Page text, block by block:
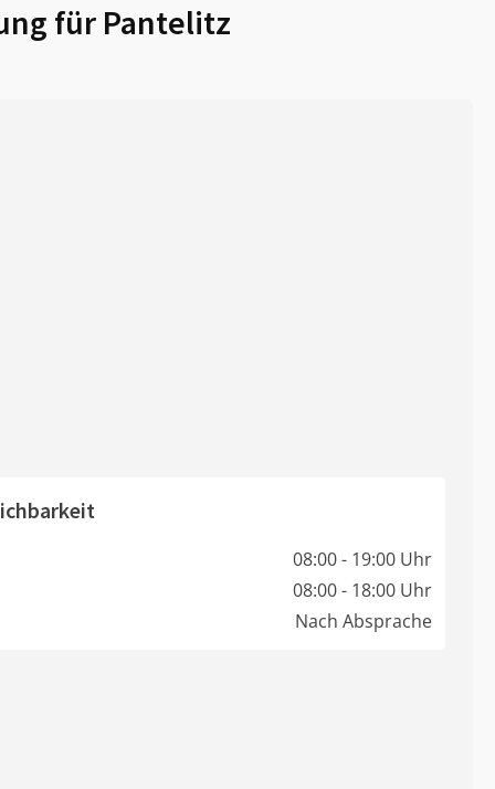
für Pantelitz
08:00 - 19:00 Uhr
08:00 - 18:00 Uhr
Nach Absprache